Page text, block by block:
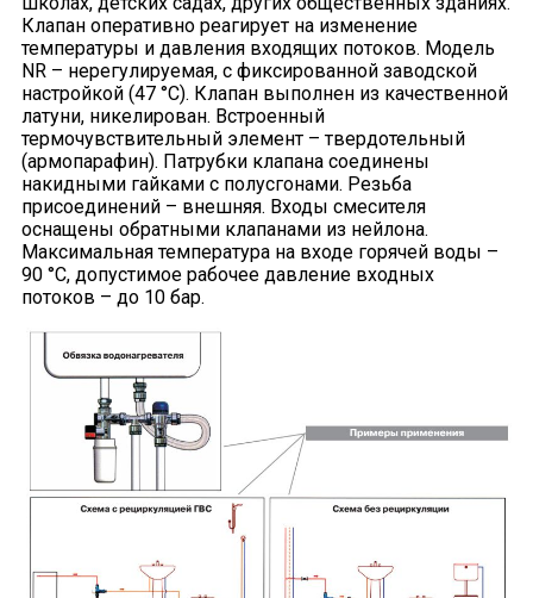
Клапан оперативно реагирует на изменение
температуры и давления входящих потоков. Модель
NR – нерегулируемая, с фиксированной заводской
настройкой (47 °C). Клапан выполнен из качественной
латуни, никелирован. Встроенный
термочувствительный элемент – твердотельный
(армопарафин). Патрубки клапана соединены
накидными гайками с полусгонами. Резьба
присоединений – внешняя. Входы смесителя
оснащены обратными клапанами из нейлона.
Максимальная температура на входе горячей воды –
90 °C, допустимое рабочее давление входных
потоков – до 10 бар.